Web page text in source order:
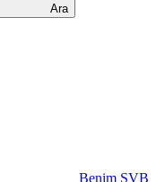
Ara
Benim SVB